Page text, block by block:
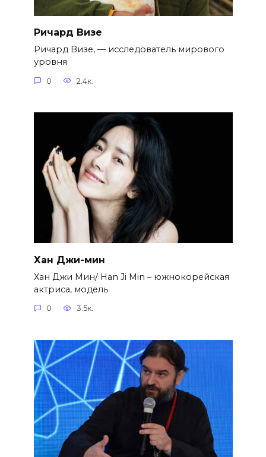
Ричард Визе
Ричард Визе, — исследователь мирового
уровня
0 2.4к.
Хан Джи-мин
Хан Джи Мин/ Han Ji Min – южнокорейская
актриса, модель
0 3.5к.